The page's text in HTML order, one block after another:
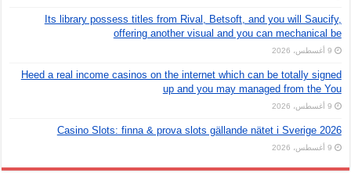
Its library possess titles from Rival, Betsoft, and you will Saucify,
offering another visual and you can mechanical be
9 أغسطس، 2026
Heed a real income casinos on the internet which can be totally signed
up and you may managed from the You
9 أغسطس، 2026
Casino Slots: finna & prova slots gällande nätet i Sverige 2026
9 أغسطس، 2026